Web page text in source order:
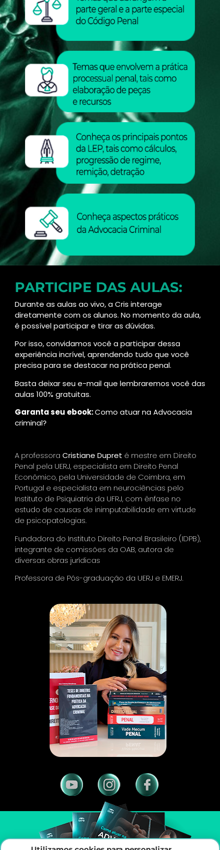
PARTICIPE DAS AULAS:
Durante as aulas ao vivo, a Cris interage
diretamente com os alunos. No momento da aula,
é possível participar e tirar as dúvidas.
Por isso, convidamos você a participar dessa
experiência incrível, aprendendo tudo que você
precisa para se destacar na prática penal.
Basta deixar seu e-mail que lembraremos você das
aulas 100% gratuitas.
Garanta seu ebook:Como atuar na Advocacia
criminal?
A professora Cristiane Dupret é mestre em Direito
Penal pela UERJ, especialista em Direito Penal
Econômico, pela Universidade de Coimbra, em
Portugal e especialista em neurociências pelo
Instituto de Psiquiatria da UFRJ, com ênfase no
estudo de causas de inimputabilidade em virtude
de psicopatologias.
Fundadora do Instituto Direito Penal Brasileiro (IDPB),
integrante de comissões da OAB, autora de
diversas obras jurídicas
Professora de Pós-graduação da UERJ e EMERJ.